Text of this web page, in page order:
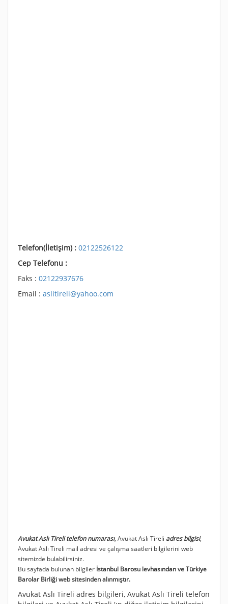
Telefon(İletişim) : 02122526122
Cep Telefonu :
Faks : 02122937676
Email : aslitireli@yahoo.com
Avukat Aslı Tireli telefon numarası, Avukat Aslı Tireli adres bilgisi,
Avukat Aslı Tireli mail adresi ve çalışma saatleri bilgilerini web
sitemizde bulabilirsiniz.
Bu sayfada bulunan bilgiler İstanbul Barosu levhasından ve Türkiye
Barolar Birliği web sitesinden alınmıştır.
Avukat Aslı Tireli adres bilgileri, Avukat Aslı Tireli telefon